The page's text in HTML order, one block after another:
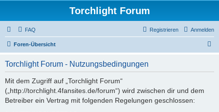
Torchlight Forum
FAQ Anmelden
Registrieren
Foren-Übersicht
Torchlight Forum - Nutzungsbedingungen
Mit dem Zugriff auf „Torchlight Forum“
(„http://torchlight.4fansites.de/forum“) wird zwischen dir und dem
Betreiber ein Vertrag mit folgenden Regelungen geschlossen: